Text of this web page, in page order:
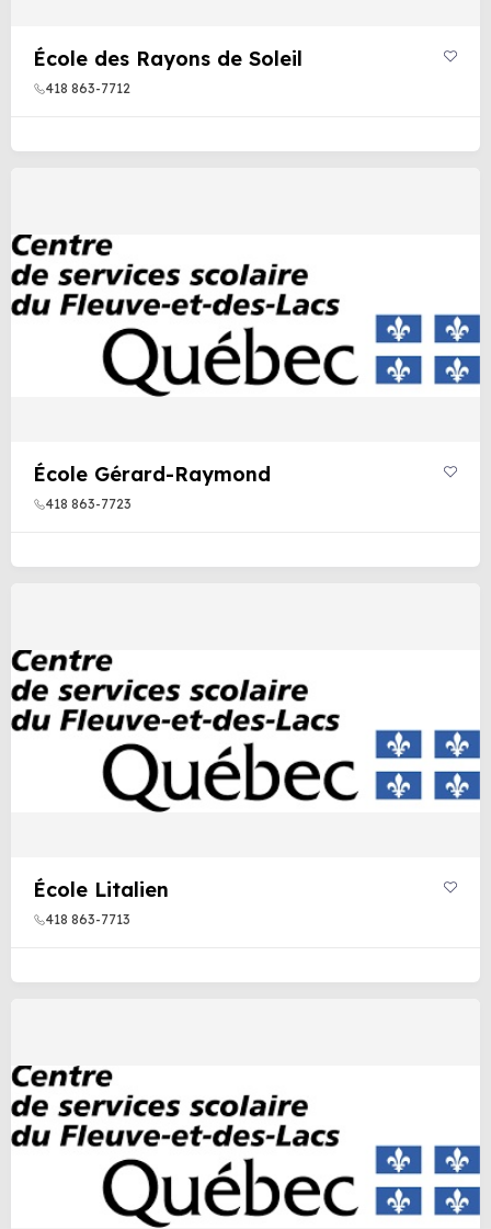
École des Rayons de Soleil
418 863-7712
École Gérard-Raymond
418 863-7723
École Litalien
418 863-7713